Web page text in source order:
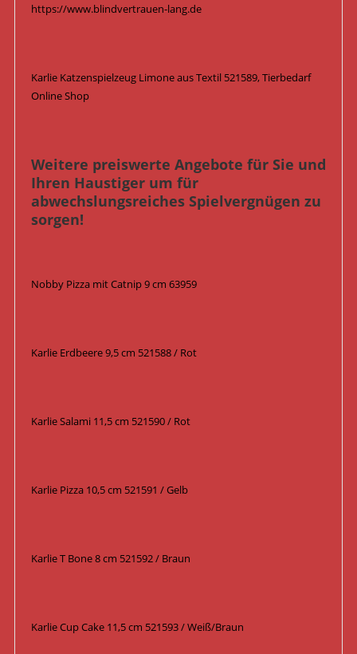
https://www.blindvertrauen-lang.de
Karlie Katzenspielzeug Limone aus Textil 521589, Tierbedarf
Online Shop
Weitere preiswerte Angebote für Sie und
Ihren Haustiger um für
abwechslungsreiches Spielvergnügen zu
sorgen!
Nobby Pizza mit Catnip 9 cm 63959
Karlie Erdbeere 9,5 cm 521588 / Rot
Karlie Salami 11,5 cm 521590 / Rot
Karlie Pizza 10,5 cm 521591 / Gelb
Karlie T Bone 8 cm 521592 / Braun
Karlie Cup Cake 11,5 cm 521593 / Weiß/Braun